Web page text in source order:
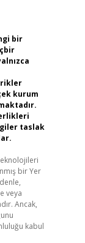
bir
kurum
taslak
bir Yer
veya
Ancak,
kabul